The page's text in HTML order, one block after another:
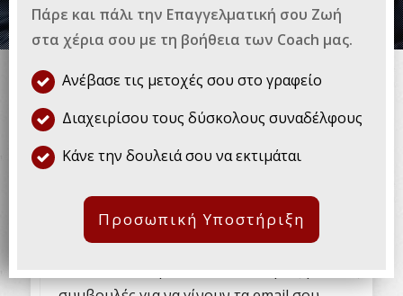
Όχι άλλα βαρετάemail…
Ένα κακά σχεδιασμένο email μπορεί να
κάνει τη διαφορά ανάμεσα στην επιτυχία και
κείμενο και το περιεχόμενο του,
μεγάλο ρόλο στο τι μπορείς να καταφέρεις
και τι εντύπωση θα δώσεις στον παραλήπτη
Πάρε και πάλι την Επαγγελματική σου Ζωή
στα χέρια σου με τη βοήθεια των Coach μας.
Ανέβασε τις μετοχές σου στο γραφείο
Διαχειρίσου τους δύσκολους συναδέλφους
Κάνε την δουλειά σου να εκτιμάται
Προσωπική Υποστήριξη